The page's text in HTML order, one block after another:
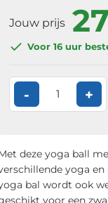
Jouw prijs 27
Voor 16 uur
- +
deze yoga ball
yoga
bal wordt ook
voor een